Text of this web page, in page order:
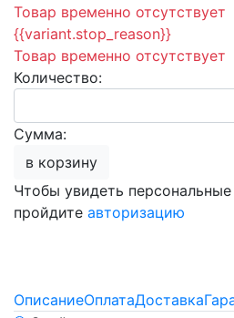
Товар временно отсутствует
{{variant.stop_reason}}
Товар временно отсутствует
Количество:
Сумма:
в корзину
Чтобы увидеть
пройдите авторизацию
ОписаниеОплатаДоставка